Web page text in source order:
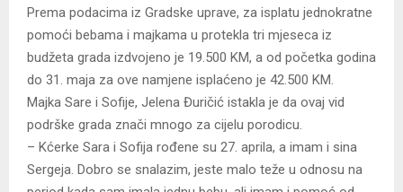
Prema podacima iz Gradske uprave, za isplatu jednokratne
pomoći bebama i majkama u protekla tri mjeseca iz
budžeta grada izdvojeno je 19.500 KM, a od početka godina
do 31. maja za ove namjene isplaćeno je 42.500 KM.
Majka Sare i Sofije, Jelena Đuričić istakla je da ovaj vid
podrške grada znači mnogo za cijelu porodicu.
– Kćerke Sara i Sofija rođene su 27. aprila, a imam i sina
Sergeja. Dobro se snalazim, jeste malo teže u odnosu na